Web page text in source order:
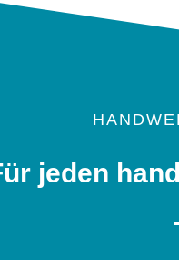
jeden